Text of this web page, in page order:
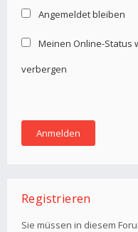
Angemeldet bleiben
Meinen Online-Status
verbergen
Registrieren
Sie müssen in diesem